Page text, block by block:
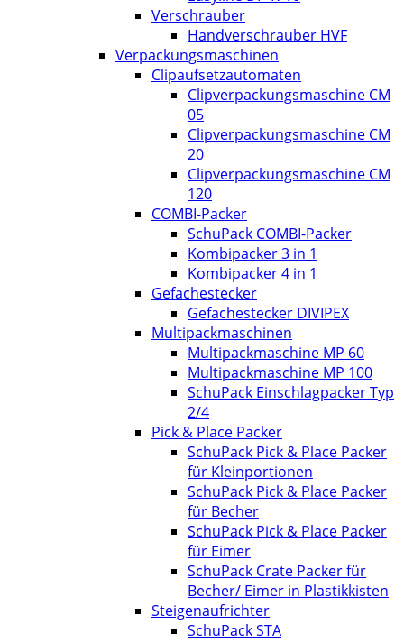
Verschrauber
Handverschrauber HVF
Verpackungsmaschinen
Clipaufsetzautomaten
Clipverpackungsmaschine CM
05
Clipverpackungsmaschine CM
20
Clipverpackungsmaschine CM
120
COMBI-Packer
SchuPack COMBI-Packer
Kombipacker 3 in 1
Kombipacker 4 in 1
Gefachestecker
Gefachestecker DIVIPEX
Multipackmaschinen
Multipackmaschine MP 60
Multipackmaschine MP 100
SchuPack Einschlagpacker Typ
2/4
Pick & Place Packer
SchuPack Pick & Place Packer
für Kleinportionen
SchuPack Pick & Place Packer
für Becher
SchuPack Pick & Place Packer
für Eimer
SchuPack Crate Packer für
Becher/ Eimer in Plastikkisten
Steigenaufrichter
SchuPack STA